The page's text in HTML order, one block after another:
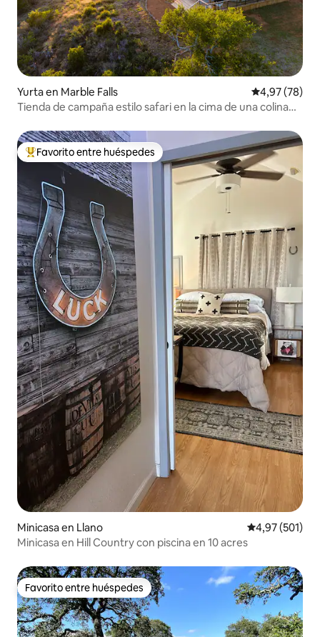
Yurta en Marble Falls Calificación
4,97 (78)
Tienda de campaña estilo safari en la cima de una colina
Favorito entre los huéspedes más destacados
Favorito entre huéspedes
Minicasa en Llano Calificación
4,97 (501)
Minicasa en Hill Country con piscina en 10 acres
Favorito entre huéspedes
Favorito entre huéspedes